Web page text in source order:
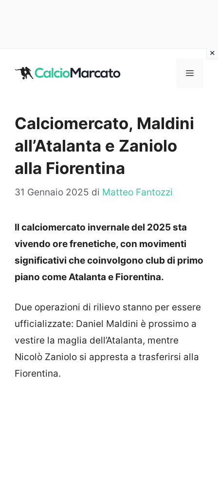
MENU
Calciomercato, Maldini
all’Atalanta e Zaniolo
alla Fiorentina
31 Gennaio 2025 di Matteo Fantozzi
Il calciomercato invernale del 2025 sta
vivendo ore frenetiche, con movimenti
significativi che coinvolgono club di primo
piano come Atalanta e Fiorentina.
Due operazioni di rilievo stanno per essere
ufficializzate: Daniel Maldini è prossimo a
vestire la maglia dell’Atalanta, mentre
Nicolò Zaniolo si appresta a trasferirsi alla
Fiorentina.